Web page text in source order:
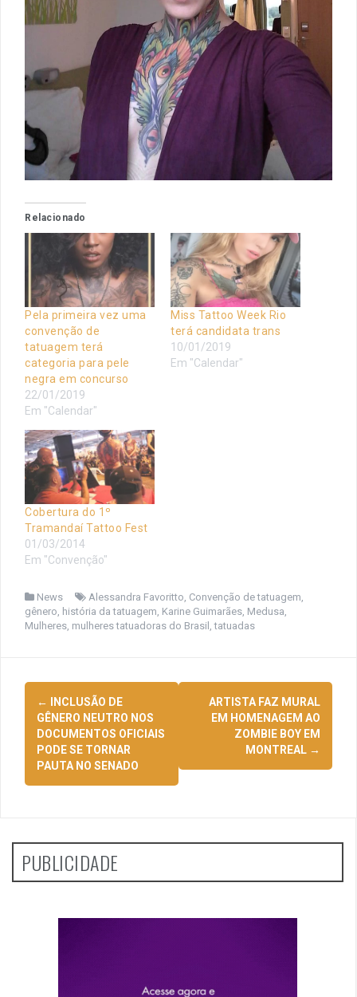
Relacionado
Pela primeira vez uma
convenção de
tatuagem terá
categoria para pele
negra em concurso
22/01/2019
Em "Calendar"
Miss Tattoo Week Rio
terá candidata trans
10/01/2019
Em "Calendar"
Cobertura do 1º
Tramandaí Tattoo Fest
01/03/2014
Em "Convenção"
News Alessandra Favoritto, Convenção de tatuagem,
gênero, história da tatuagem, Karine Guimarães, Medusa,
Mulheres, mulheres tatuadoras do Brasil ,tatuadas
Navegação
de
posts
←
INCLUSÃO DE
GÊNERO NEUTRO NOS
DOCUMENTOS OFICIAIS
PODE SE TORNAR
PAUTA NO SENADO
ARTISTA FAZ MURAL
EM HOMENAGEM AO
ZOMBIE BOY EM
MONTREAL →
PUBLICIDADE